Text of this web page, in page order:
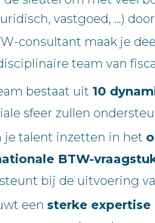
vastgoed, …)
consultant maak je
team van
bestaat uit 10
sfeer zullen
je talent inzetten in het
BTW-
bij de uitvoering
een sterke expertise